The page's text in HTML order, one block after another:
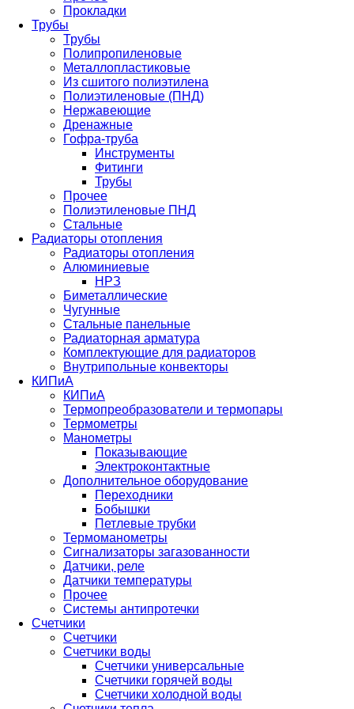
Прокладки
Трубы
Трубы
Полипропиленовые
Металлопластиковые
Из сшитого полиэтилена
Полиэтиленовые (ПНД)
Нержавеющие
Дренажные
Гофра-труба
Инструменты
Фитинги
Трубы
Прочее
Полиэтиленовые ПНД
Стальные
Радиаторы отопления
Радиаторы отопления
Алюминиевые
НРЗ
Биметаллические
Чугунные
Стальные панельные
Радиаторная арматура
Комплектующие для радиаторов
Внутрипольные конвекторы
КИПиА
КИПиА
Термопреобразователи и термопары
Термометры
Манометры
Показывающие
Электроконтактные
Дополнительное оборудование
Переходники
Бобышки
Петлевые трубки
Термоманометры
Сигнализаторы загазованности
Датчики, реле
Датчики температуры
Прочее
Системы антипротечки
Счетчики
Счетчики
Счетчики воды
Счетчики универсальные
Счетчики горячей воды
Счетчики холодной воды